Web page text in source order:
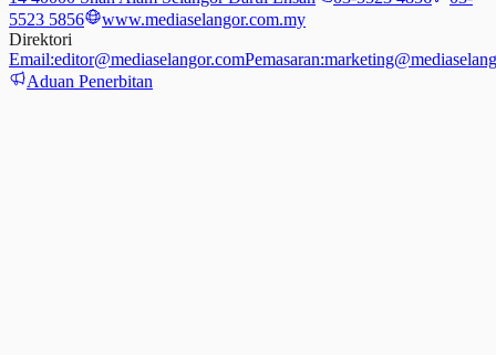
5523 5856
www.mediaselangor.com.my
Direktori
Email:editor@mediaselangor.comPemasaran:
Aduan Penerbitan